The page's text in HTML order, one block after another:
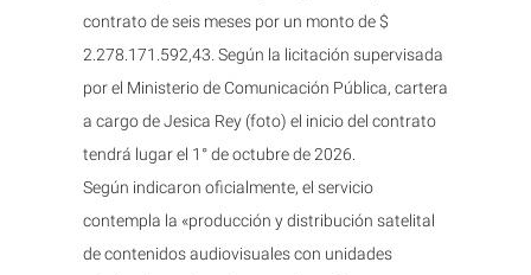
contrato de seis meses por un monto de $
2.278.171.592,43. Según la licitación supervisada
por el Ministerio de Comunicación Pública, cartera
a cargo de Jesica Rey (foto) el inicio del contrato
tendrá lugar el 1° de octubre de 2026.
Según indicaron oficialmente, el servicio
contempla la «producción y distribución satelital
de contenidos audiovisuales con unidades